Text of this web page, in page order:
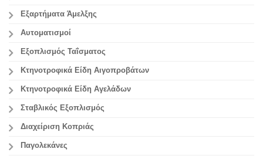
Εξαρτήματα Άμελξης
Αυτοματισμοί
Εξοπλισμός Ταΐσματος
Κτηνοτροφικά Είδη Αιγοπροβάτων
Κτηνοτροφικά Είδη Αγελάδων
Σταβλικός Εξοπλισμός
Διαχείριση Κοπριάς
Παγολεκάνες